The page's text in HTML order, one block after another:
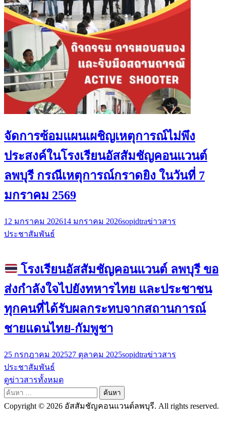
จัดการซ้อมแผนเผชิญเหตุการณ์ไม่พึง
ประสงค์ในโรงเรียนอัสสัมชัญคอนแวนต์
ลพบุรี กรณีเหตุการณ์กราดยิง ในวันที่ 7
มกราคม 2569
12 มกราคม 202614 มกราคม 2026sopidtraข่าวสาร
ประชาสัมพันธ์
โรงเรียนอัสสัมชัญคอนแวนต์ ลพบุรี ขอ
ส่งกำลังใจไปยังทหารไทย และประชาชน
ทุกคนที่ได้รับผลกระทบจากสถานการณ์
ชายแดนไทย-กัมพูชา
25 กรกฎาคม 202527 ตุลาคม 2025sopidtraข่าวสาร
ประชาสัมพันธ์
ดูข่าวสารทั้งหมด
ค้นหา
สำหรับ:
Copyright © 2026 อัสสัมชัญคอนแวนต์ลพบุรี. All rights reserved.